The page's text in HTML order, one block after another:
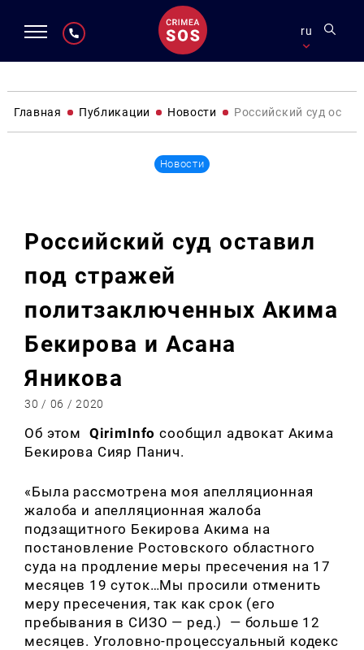
ru
Главная Публикации Новости Российский суд
Новости
Российский суд оставил
под стражей
политзаключенных Акима
Бекирова и Асана
Яникова
30 / 06 / 2020
Об этом QirimInfo сообщил адвокат Акима
Бекирова Сияр Панич.
«Была рассмотрена моя апелляционная
жалоба и апелляционная жалоба
подзащитного Бекирова Акима на
постановление Ростовского областного
суда на продление меры пресечения на 17
месяцев 19 суток…Мы просили отменить
меру пресечения, так как срок (его
пребывания в СИЗО — ред.) — больше 12
месяцев. Уголовно-процессуальный кодекс